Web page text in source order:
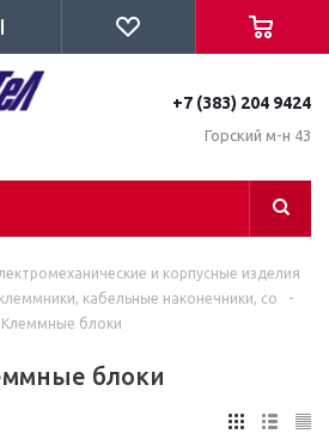
+7 (383) 204 9424
Горский м-н 43
и корпусные изделия
кабельные наконечники, со
-
Клеммные блоки
блоки